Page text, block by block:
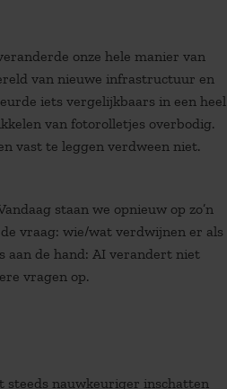
onze hele manier van
van nieuwe infrastructuur en
iets vergelijkbaars in een heel
van fotorolletjes overbodig.
vast te leggen verdween niet.
staan we opnieuw op zo’n
vraag: wie/wat verdwijnen er als
aan de hand: AI verandert niet
vragen op.
steeds nauwkeuriger inschatten